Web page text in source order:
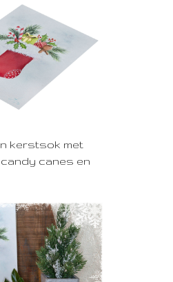
kerstsok met
canes en